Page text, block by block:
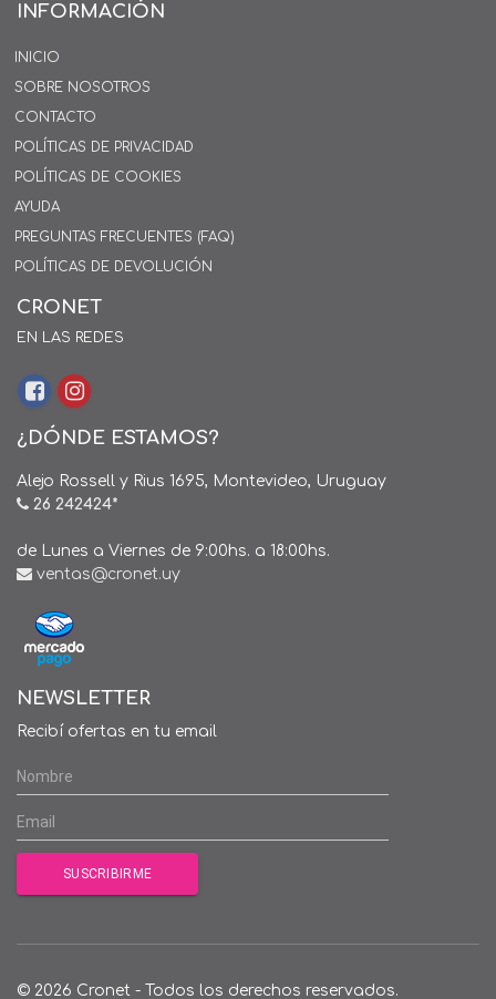
INFORMACIÓN
INICIO
SOBRE NOSOTROS
CONTACTO
POLÍTICAS DE PRIVACIDAD
POLÍTICAS DE COOKIES
AYUDA
PREGUNTAS FRECUENTES (FAQ)
POLÍTICAS DE DEVOLUCIÓN
CRONET
EN LAS REDES
¿DÓNDE ESTAMOS?
Alejo Rossell y Rius 1695, Montevideo, Uruguay
26 242424*
de Lunes a Viernes de 9:00hs. a 18:00hs.
ventas@cronet.uy
NEWSLETTER
Recibí ofertas en tu email
© 2026 Cronet - Todos los derechos reservados.